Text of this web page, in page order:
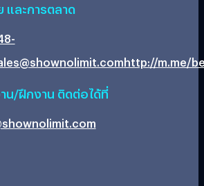
และการตลาด
http://m.me/
น/ฝึกงาน ติดต่อได้ที่